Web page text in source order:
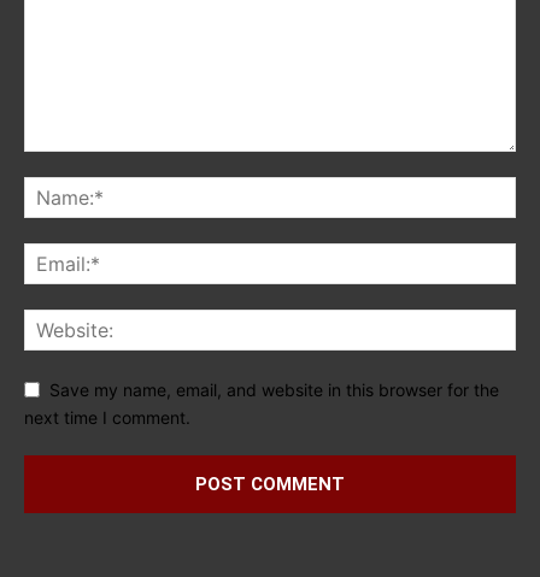
Save my name, email, and website in this browser for the
next time I comment.